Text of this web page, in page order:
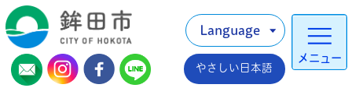
メニュー
Language
やさしい日本語